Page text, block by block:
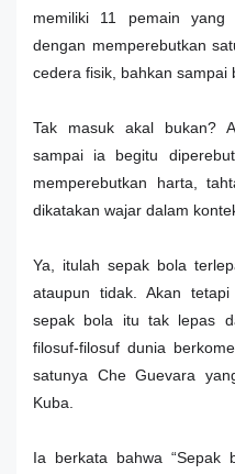
memiliki 11 pemain
dengan memperebutkan
cedera fisik, bahkan sampai
Tak masuk akal bukan?
sampai ia begitu
memperebutkan harta,
dikatakan wajar dalam
Ya, itulah sepak bola
ataupun tidak. Akan
sepak bola itu tak lepas
filosuf-filosuf dunia
satunya Che Guevara
Kuba.
Ia berkata bahwa “Sepak